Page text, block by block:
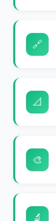
🔗
📐
🎨
🔬